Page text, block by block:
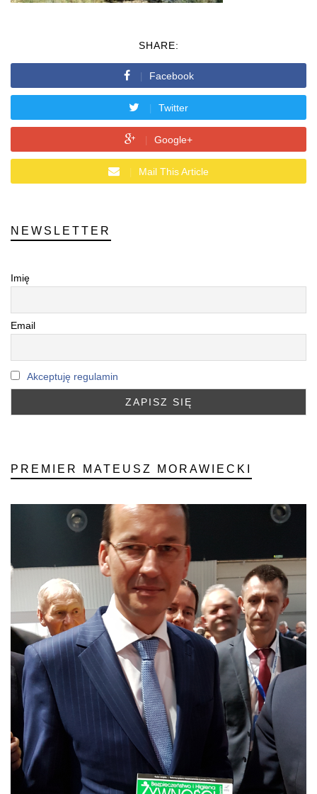
SHARE:
Facebook
Twitter
Google+
Mail This Article
NEWSLETTER
Imię
Email
Akceptuję regulamin
PREMIER MATEUSZ MORAWIECKI